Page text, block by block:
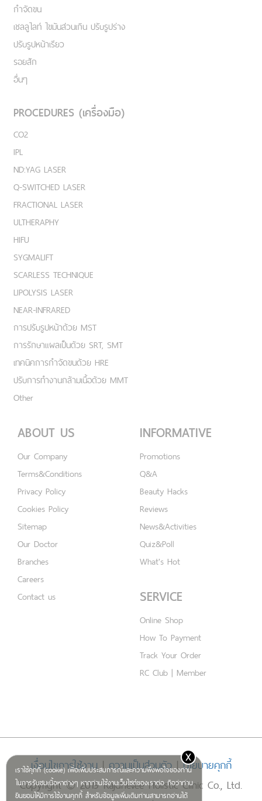
เราใช้คุกกี้ (cookie) เพื่อเพิ่มประสบการณ์และความพึงพอใจของท่าน
ในการรับชมเนื้อหาต่างๆ หากท่านใช้งานเว็บไซต์ของเราต่อ ถือว่าท่าน
ยินยอมให้มีการใช้งานคุกกี้ สำหรับข้อมูลเพิ่มเติมท่านสามารถอ่านได้
x
กำจัดขน
เชลลูไลท์ ไขมันส่วนเกิน ปรับรูปร่าง
ปรับรูปหน้าเรียว
รอยสัก
อื่นๆ
PROCEDURES (เครื่องมือ)
CO2
IPL
ND:YAG LASER
Q-SWITCHED LASER
FRACTIONAL LASER
ULTHERAPHY
HIFU
SYGMALIFT
SCARLESS TECHNIQUE
LIPOLYSIS LASER
NEAR-INFRARED
การปรับรูปหน้าด้วย MST
การรักษาแผลเป็นด้วย SRT, SMT
เทคนิคการกำจัดขนด้วย HRE
ปรับการทำงานกล้ามเนื้อด้วย MMT
Other
ABOUT US
Our Company
Terms&Conditions
Privacy Policy
Cookies Policy
Sitemap
Our Doctor
Branches
Careers
Contact us
INFORMATIVE
Promotions
Q&A
Beauty Hacks
Reviews
News&Activities
Quiz&Poll
What's Hot
SERVICE
Online Shop
How To Payment
Track Your Order
RC Club | Member
เงื่อนไขการใช้งาน|ความเป็นส่วนตัว|นโยบายคุกกี้
Copyright © 2019 Rajdhevee Holistic Clinic Co., Ltd.